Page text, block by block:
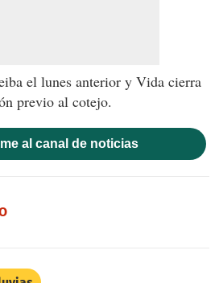
el lunes anterior y Vida cierra
previo al cotejo.
al canal de noticias